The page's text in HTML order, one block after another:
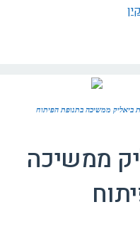
ביאליק ממשיכה בתנופת הפיתוח
ממשיכה